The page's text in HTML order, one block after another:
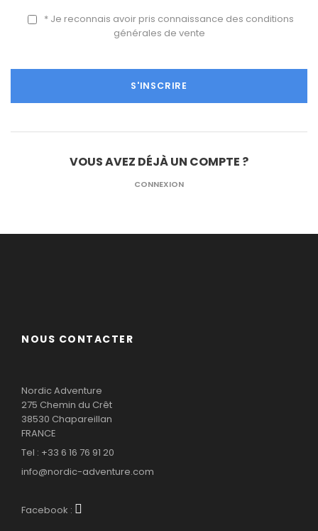
* Je reconnais avoir pris connaissance des conditions
générales de vente
VOUS AVEZ DÉJÀ UN COMPTE ?
CONNEXION
NOUS CONTACTER
Nordic Adventure
275 Chemin du Crêt
38530 Chapareillan
FRANCE
Tel : +33 6 16 76 91 20
info@nordic-adventure.com
Facebook :